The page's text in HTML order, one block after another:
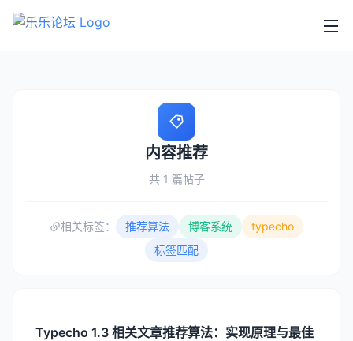
内容推荐
共 1 篇帖子
相关标签： 推荐算法 博客系统
typecho
标签匹配
Typecho 1.3 相关文章推荐算法：实现原理与最佳